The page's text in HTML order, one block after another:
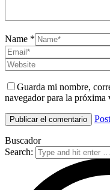
Name *
Guarda mi nombre,
navegador para la próxima
Buscador
Search: